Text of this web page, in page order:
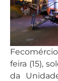
feira (15),
da